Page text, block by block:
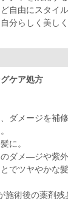
自由にスタイ
分らしく美し
ケア処方
ダメージを補
に。
ダメ―ジや紫
でツヤやかな髪
施術後の薬剤残